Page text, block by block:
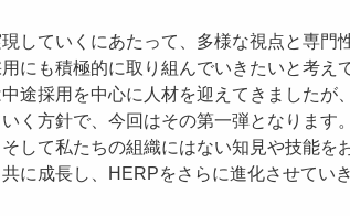
していくにあたって、多様な視点と専門
にも積極的に取り組んでいきたいと考え
途採用を中心に人材を迎えてきましたが
く方針で、今回はその第一弾となります
して私たちの組織にはない知見や技能を
に成長し、HERPをさらに進化させてい